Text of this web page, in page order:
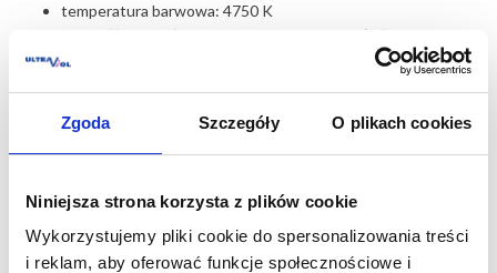
Zgoda Szczegóły O plikach cookies
Niniejsza strona korzysta z plików cookie
Wykorzystujemy pliki cookie do spersonalizowania treści
i reklam, aby oferować funkcje społecznościowe i
temperatura barwowa: 4750 K
wielkość plamki świetlnej: 12 cm - przy odległości 1 m
długość ramienia 92 cm
Oceń produkt